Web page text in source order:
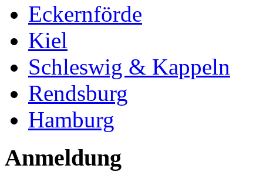
Eckernförde
Kiel
Schleswig & Kappeln
Rendsburg
Hamburg
Anmeldung